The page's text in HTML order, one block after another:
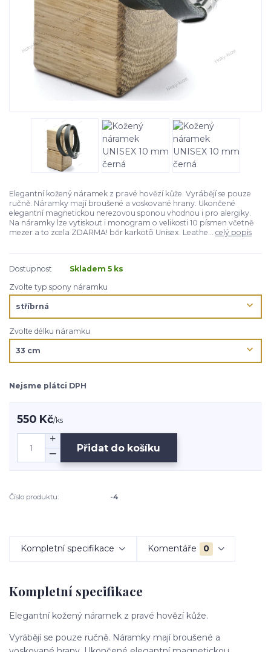
Elegantní kožený náramek z pravé hovězí kůže. Vyrábějí se pouze
ručně. Náramky mají broušené a voskované hrany. Ukončené
elegantní magnetickou nerezovou sponou vhodnou i pro alergiky.
Na náramky lze vytiskout i monogram o velikosti 10 písmen včetně
mezer a to zcela ZDARMA! bőr karkötõ Unisex. Leathe... celý popis
Dostupnost
Skladem 5 ks
Zvolte typ spony náramku
Zvolte délku náramku
Nejsme plátci DPH
550 Kč/ks
Přidat do košíku
Číslo produktu: -4
Kompletní specifikace Komentáře 0
Kompletní specifikace
Elegantní kožený náramek z pravé hovězí kůže.
Vyrábějí se pouze ručně. Náramky mají broušené a